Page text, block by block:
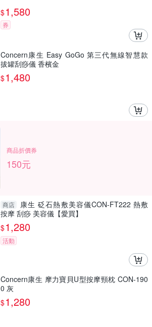
$1,580
券
Concern康生 Easy GoGo 第三代無線智慧款
拔罐刮痧儀 香檳金
$1,480
商品折價券
150元
商店
康生 砭石熱敷美容儀CON-FT222 熱敷
按摩 刮痧 美容儀【愛買】
$1,280
活動
Concern康生 摩力寶貝U型按摩頸枕 CON-190
0 灰
$1,280